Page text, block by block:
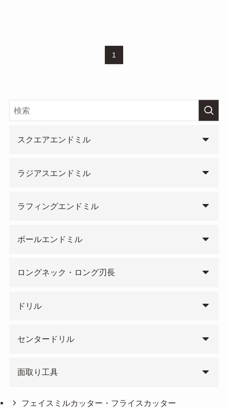
1
スクエアエンドミル
ラジアスエンドミル
ラフィングエンドミル
ボールエンドミル
ロングネック・ロング刃長
ドリル
センタードリル
面取り工具
フェイスミルカッター・フライスカッター